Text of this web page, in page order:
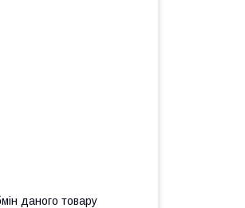
даного товару